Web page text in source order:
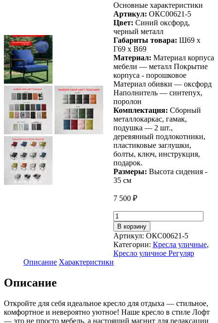
Основные характеристики
Артикул: ОКС00621-5
Цвет: Синий оксфорд,
черный металл
Габариты товара: Ш69 х
Г69 х В69
Материал: Материал корпуса
мебели — металл Покрытие
корпуса - порошковое
Материал обивки — оксфорд
Наполнитель — синтепух,
поролон
Комплектация: Сборный
металлокаркас, гамак,
подушка — 2 шт.,
деревянный подлокотники,
пластиковые заглушки,
болты, ключ, инструкция,
подарок.
Размеры: Высота сидения -
35 см
7 500 ₽
Количество
товара
Уличное
кресло
для
отдыха
"Регуляр"
В корзину
Артикул: ОКС00621-5
Категории: Кресла уличные,
Кресло уличное Регуляр
Описание Характеристики
Описание
Откройте для себя идеальное кресло для отдыха — стильное,
комфортное и невероятно уютное! Наше кресло в стиле Лофт
— это не просто мебель, а настоящий магнит для релаксации